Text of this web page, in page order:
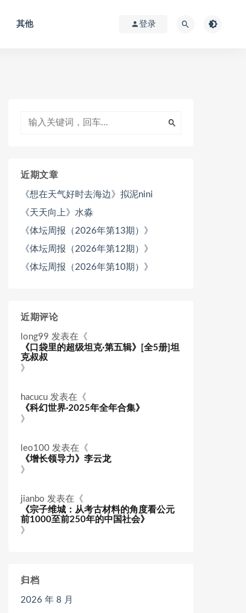
其他 登录
近期文章
《想在天气好时去海边》拟泥nini
《天天向上》水淼
《体坛周报（2026年第13期）》
《体坛周报（2026年第12期）》
《体坛周报（2026年第10期）》
近期评论
long99 发表在《
《口袋里的超级坦克·第五辑》[全5册]坦
克叔叔
》
hacucu 发表在《
《科幻世界·2025年全年合集》
》
leo100 发表在《
《增长领导力》李云龙
》
jianbo 发表在《
《宗子维城：从考古材料的角度看公元
前1000至前250年的中国社会》
》
归档
2026 年 8 月